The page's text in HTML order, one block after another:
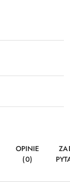
OPINIE
(0)